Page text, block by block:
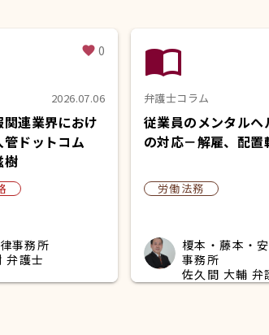
favorite 0
2026.07.06
連業界におけ
ドットコム
事務所
弁護士
import_contacts
弁護士コラム
従業員のメンタルヘ
の対応－解雇、配置
労働法務
榎本・藤本・
事務所
佐久間 大輔 弁